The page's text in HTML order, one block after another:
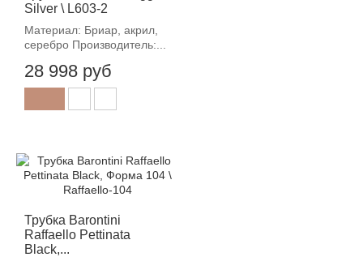
Silver \ L603-2
Материал: Бриар, акрил,
серебро Производитель:...
28 998 руб
Трубка Barontini
Raffaello Pettinata
Black,...